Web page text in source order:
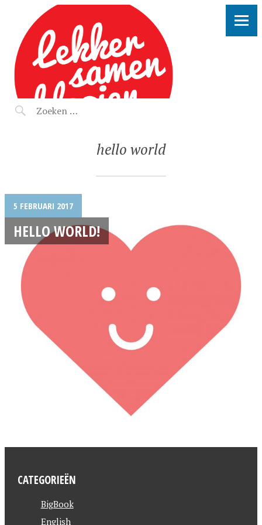
LEKKER SAMEN KLOOIEN
hello world
5 FEBRUARI 2017
HELLO WORLD!
CATEGORIEËN
BigBook
English